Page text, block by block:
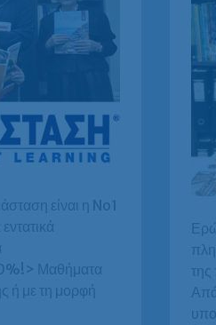
είναι η No1
Μαθήματα
ή με τη μορφή